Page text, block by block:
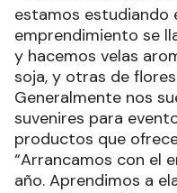
estamos estudiando
emprendimiento se
y hacemos velas
soja, y otras de
Generalmente nos
suvenires para
productos que
“Arrancamos con el
año. Aprendimos a